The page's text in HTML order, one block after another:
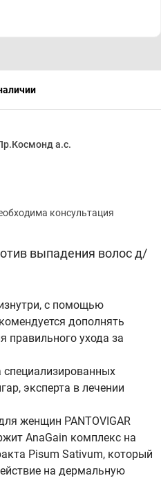
а.с.
консультация
выпадения волос д/
с помощью
дополнять
правильного ухода за
специализированных
эксперта в лечении
женщин PANTOVIGAR
AnaGain комплекс на
Pisum Sativum, который
на дермальную